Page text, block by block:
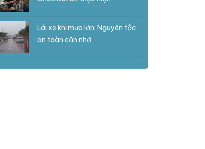
Lái xe khi mưa lớn: Nguyên tắc
an toàn cần nhớ